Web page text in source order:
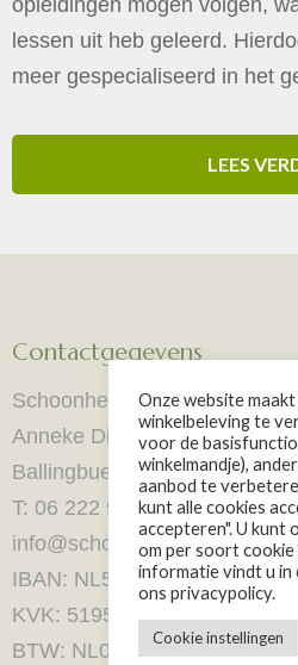
opleidingen mogen volgen,
lessen uit heb geleerd.
meer gespecialiseerd in het
LEES
Contactgegevens
Schoonheidssalon e Fuente
Anneke Dijkstra
Ballingbuer 7 8511AJ
T: 06 222 970 26
IBAN: NL51 RABO 0160
KVK: 51953846
BTW: NL001434411B07
Onze website
winkelbeleving te
voor de
winkelmandje),
aanbod te
kunt alle cookies
accepteren". U kunt
om per soort
informatie vindt u in
ons privacypolicy.
Cookie instellingen